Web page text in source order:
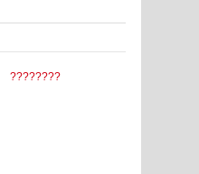
????????